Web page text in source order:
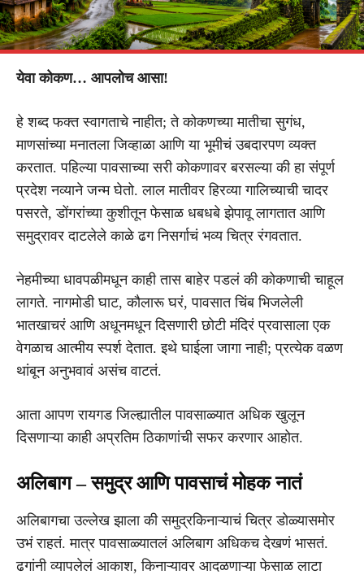
येवा कोकण… आपलोच आसा!
हे शब्द फक्त स्वागताचे नाहीत; ते कोकणच्या मातीचा सुगंध,
माणसांच्या मनातला जिव्हाळा आणि या भूमीचं उबदारपण व्यक्त
करतात. पहिल्या पावसाच्या सरी कोकणावर बरसल्या की हा संपूर्ण
प्रदेश नव्याने जन्म घेतो. लाल मातीवर हिरव्या गालिच्याची चादर
पसरते, डोंगरांच्या कुशीतून फेसाळ धबधबे झेपावू लागतात आणि
समुद्रावर दाटलेले काळे ढग निसर्गाचं भव्य चित्र रंगवतात.
नेहमीच्या धावपळीमधून काही तास बाहेर पडलं की कोकणाची चाहूल
लागते. नागमोडी घाट, कौलारू घरं, पावसात चिंब भिजलेली
भातखाचरं आणि अधूनमधून दिसणारी छोटी मंदिरं प्रवासाला एक
वेगळाच आत्मीय स्पर्श देतात. इथे घाईला जागा नाही; प्रत्येक वळण
थांबून अनुभवावं असंच वाटतं.
आता आपण रायगड जिल्ह्यातील पावसाळ्यात अधिक खुलून
दिसणाऱ्या काही अप्रतिम ठिकाणांची सफर करणार आहोत.
अलिबाग – समुद्र आणि पावसाचं मोहक नातं
अलिबागचा उल्लेख झाला की समुद्रकिनाऱ्याचं चित्र डोळ्यासमोर
उभं राहतं. मात्र पावसाळ्यातलं अलिबाग अधिकच देखणं भासतं.
ढगांनी व्यापलेलं आकाश, किनाऱ्यावर आदळणाऱ्या फेसाळ लाटा